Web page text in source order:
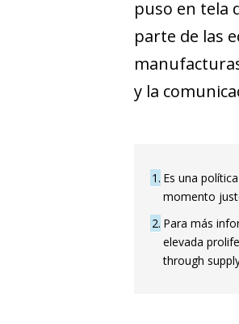
Linkedin (opens in a new
Whatsapp (opens in a new
(opens in a new window)
puso en tela
parte de las
y la
1 Es una
momento
2 Para más
elevada
through